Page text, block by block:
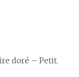
doré – Petit.